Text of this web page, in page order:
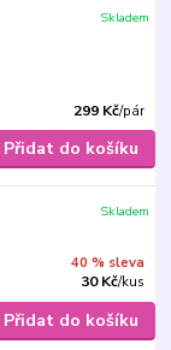
299 Kč/pár
Skladem
Přidat do košíku
40 % sleva
30 Kč/kus
Skladem
Přidat do košíku